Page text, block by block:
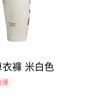
衣褲 米白色
運